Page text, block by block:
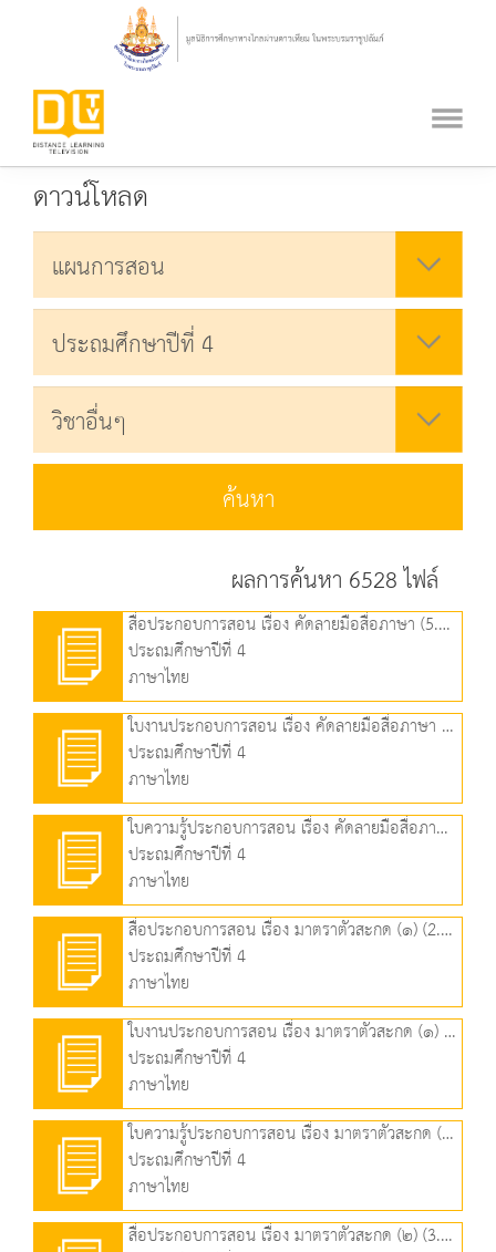
ดาวน์โหลด
ค้นหา
ผลการค้นหา 6528 ไฟล์
สื่อประกอบการสอน เรื่อง คัดลายมือสื่อภาษา (5.84 MB)
ประถมศึกษาปีที่ 4
ภาษาไทย
ใบงานประกอบการสอน เรื่อง คัดลายมือสื่อภาษา (255.03 KB)
ประถมศึกษาปีที่ 4
ภาษาไทย
ใบความรู้ประกอบการสอน เรื่อง คัดลายมือสื่อภาษา (210.61 KB)
ประถมศึกษาปีที่ 4
ภาษาไทย
สื่อประกอบการสอน เรื่อง มาตราตัวสะกด (๑) (2.80 MB)
ประถมศึกษาปีที่ 4
ภาษาไทย
ใบงานประกอบการสอน เรื่อง มาตราตัวสะกด (๑) (248.04 KB)
ประถมศึกษาปีที่ 4
ภาษาไทย
ใบความรู้ประกอบการสอน เรื่อง มาตราตัวสะกด (๑) (263.86 KB)
ประถมศึกษาปีที่ 4
ภาษาไทย
สื่อประกอบการสอน เรื่อง มาตราตัวสะกด (๒) (3.42 MB)